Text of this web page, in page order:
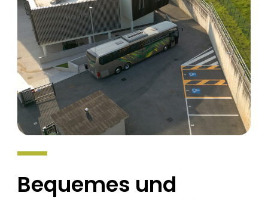
Bequemes und